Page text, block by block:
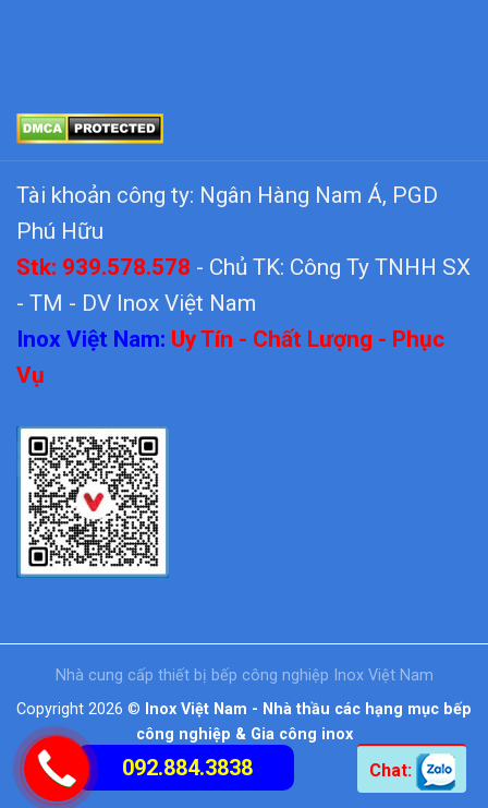
Tài khoản công ty: Ngân Hàng Nam Á, PGD
Phú Hữu
Stk: 939.578.578 - Chủ TK: Công Ty TNHH SX
- TM - DV Inox Việt Nam
Inox Việt Nam: Uy Tín - Chất Lượng - Phục
Vụ
Nhà cung cấp thiết bị bếp công nghiệp Inox Việt Nam
Copyright 2026 © Inox Việt Nam - Nhà thầu các hạng mục bếp
công nghiệp & Gia công inox
092.884.3838 Chat: